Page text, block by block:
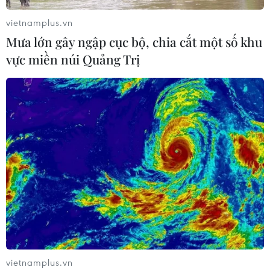
Trung Quốc hoàn thành bản đồ địa
chất mới của toàn bộ Mặt Trăng
07/08/2026 08:52
Những định hướng lớn
trong thực hiện Nghị quyết 57-
NQ/TW
07/08/2026 08:18
Thông báo Kết luận của Tổng Bí thư,
Chủ tịch nước Tô Lâm tại Phiên họp
vietnamplus.vn
Mưa lớn gây ngập cục bộ, chia cắt một số khu
vực miền núi Quảng Trị
vietnamplus.vn